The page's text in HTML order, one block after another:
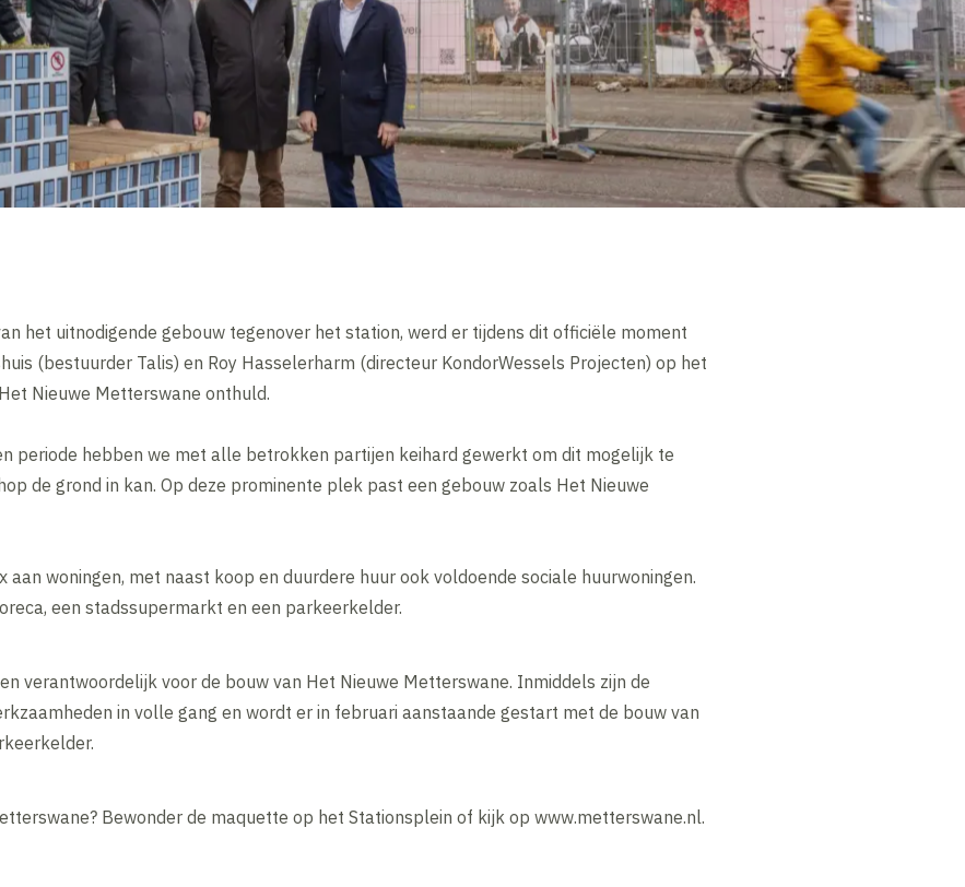
het uitnodigende gebouw tegenover het station, werd er tijdens dit officiële moment
(bestuurder Talis) en Roy Hasselerharm (directeur KondorWessels Projecten) op het
Nieuwe Metterswane onthuld.
periode hebben we met alle betrokken partijen keihard gewerkt om dit mogelijk te
de grond in kan. Op deze prominente plek past een gebouw zoals Het Nieuwe
aan woningen, met naast koop en duurdere huur ook voldoende sociale huurwoningen.
een stadssupermarkt en een parkeerkelder.
verantwoordelijk voor de bouw van Het Nieuwe Metterswane. Inmiddels zijn de
in volle gang en wordt er in februari aanstaande gestart met de bouw van
Bewonder de maquette op het Stationsplein of kijk op www.metterswane.nl.